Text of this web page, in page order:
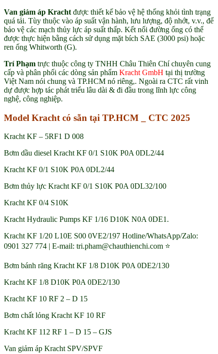
Van giảm áp Kracht được thiết kế bảo vệ hệ thống khỏi tình trạng
quá tải. Tùy thuộc vào áp suất vận hành, lưu lượng, độ nhớt, v.v., để
bảo vệ các mạch thủy lực áp suất thấp. Kết nối đường ống có thể
được thực hiện bằng cách sử dụng mặt bích SAE (3000 psi) hoặc
ren ống Whitworth (G).
Trí Phạm trực thuộc công ty TNHH Châu Thiên Chí chuyên cung
cấp và phân phối các dòng sản phẩm Kracht GmbH tại thị trường
Việt Nam nói chung và TP.HCM nó riêng,. Ngoài ra CTC rất vinh
dự được hợp tác phát triểu lâu dài & đi đầu trong lĩnh lực công
nghệ, công nghiệp.
Model Kracht có sẵn tại TP.HCM _ CTC 2025
Kracht KF – 5RF1 D 008
Bơm dầu diesel Kracht KF 0/1 S10K P0A 0DL2/44
Kracht KF 0/1 S10K P0A 0DL2/44
Bơm thủy lực Kracht KF 0/1 S10K P0A 0DL32/100
Kracht KF 0/4 S10K
Kracht Hydraulic Pumps KF 1/16 D10K N0A 0DE1.
Kracht KF 1/20 L10E S00 0VE2/197 Hotline/WhatsApp/Zalo:
0901 327 774 | E-mail: tri.pham@chauthienchi.com ⭐
Bơm bánh răng Kracht KF 1/8 D10K P0A 0DE2/130
Kracht KF 1/8 D10K P0A 0DE2/130
Kracht KF 10 RF 2 – D 15
Bơm chất lỏng Kracht KF 10 RF
Kracht KF 112 RF 1 – D 15 – GJS
Van giảm áp Kracht SPV/SPVF